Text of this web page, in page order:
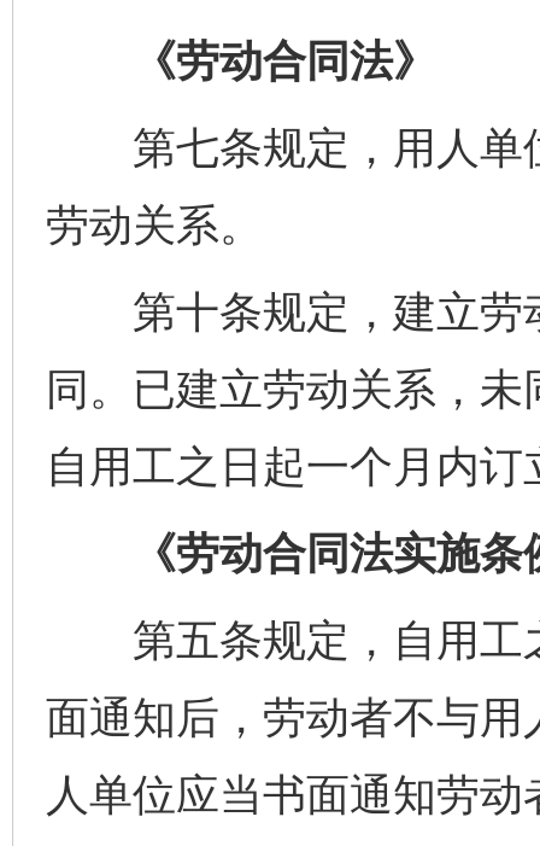
《劳动合同法》
第七条规定，用人单
劳动关系。
第十条规定，建立劳
同。已建立劳动关系，
自用工之日起一个月内
《劳动合同法实施条
第五条规定，自用工
面通知后，劳动者不与
人单位应当书面通知劳